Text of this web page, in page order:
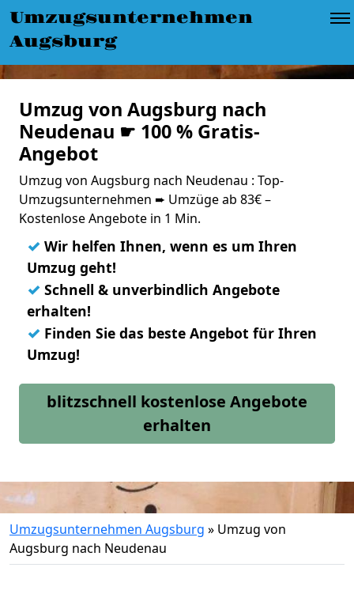
Umzugsunternehmen
Augsburg
Umzug von Augsburg nach
Neudenau ☛ 100 % Gratis-
Angebot
Umzug von Augsburg nach Neudenau : Top-
Umzugsunternehmen ➨ Umzüge ab 83€ –
Kostenlose Angebote in 1 Min.
✓ Wir helfen Ihnen, wenn es um Ihren
Umzug geht!
✓ Schnell & unverbindlich Angebote
erhalten!
✓ Finden Sie das beste Angebot für Ihren
Umzug!
blitzschnell kostenlose Angebote
erhalten
Umzugsunternehmen Augsburg » Umzug von
Augsburg nach Neudenau